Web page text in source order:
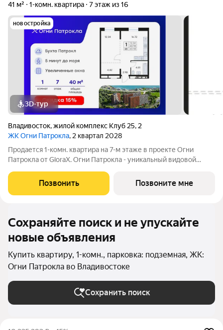
41 м²
1-комн. квартира 7 этаж из 16
новостройка
3D-тур
Владивосток,жилой комплекс Клуб 25, 2
ЖК Огни Патрокла, 2 квартал 2028
Продается 1-комн. квартира на 7-м этаже в проекте Огни
Патрокла от GloraX. Огни Патрокла - уникальный видовой
Владивостока. Общая площадь лота составляет 40,98 кв. м, из
которых 12,34 кв. м
Позвонить Позвоните мне
Сохраняйте поиск и не упускайте
новые объявления
Купить квартиру, 1-комн., парковка: подземная, ЖК:
Огни Патрокла во Владивостоке
Сохранить поиск